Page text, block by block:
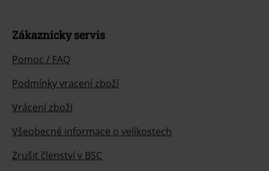
Zákaznícky servis
Pomoc / FAQ
Podmínky vracení zboží
Vrácení zboží
Všeobecné informace o velikostech
Zrušit členství v BSC